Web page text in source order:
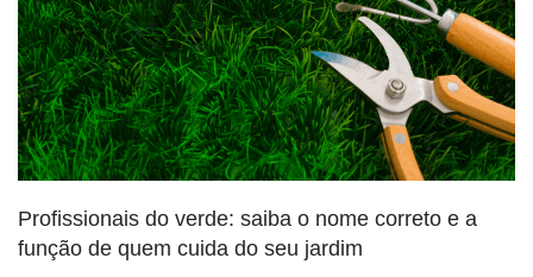
Profissionais do verde: saiba o nome correto e a
função de quem cuida do seu jardim